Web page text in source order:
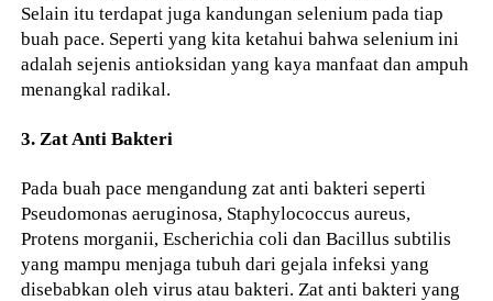
Selain itu terdapat juga kandungan selenium pada tiap
buah pace. Seperti yang kita ketahui bahwa selenium ini
adalah sejenis antioksidan yang kaya manfaat dan ampuh
menangkal radikal.
3. Zat Anti Bakteri
Pada buah pace mengandung zat anti bakteri seperti
Pseudomonas aeruginosa, Staphylococcus aureus,
Protens morganii, Escherichia coli dan Bacillus subtilis
yang mampu menjaga tubuh dari gejala infeksi yang
disebabkan oleh virus atau bakteri. Zat anti bakteri yang